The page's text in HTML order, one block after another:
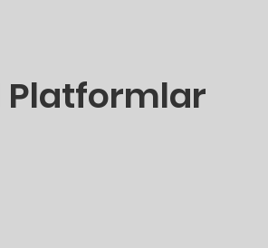
Platformlar